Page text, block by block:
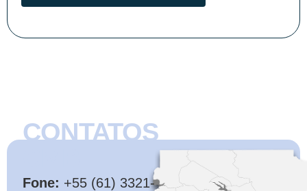
CONTATOS
Fone: +55 (61) 3321-